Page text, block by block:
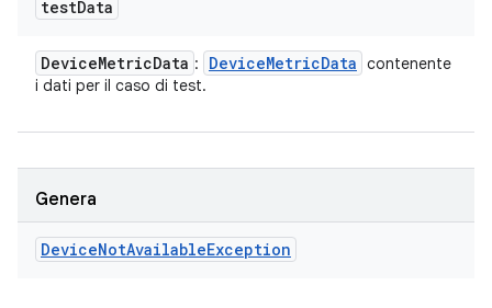
testData
DeviceMetricData : DeviceMetricData contenente
i dati per il caso di test.
Genera
DeviceNotAvailableException